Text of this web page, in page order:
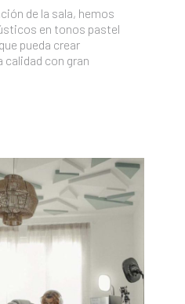
de la sala, hemos
en tonos pastel
pueda crear
con gran